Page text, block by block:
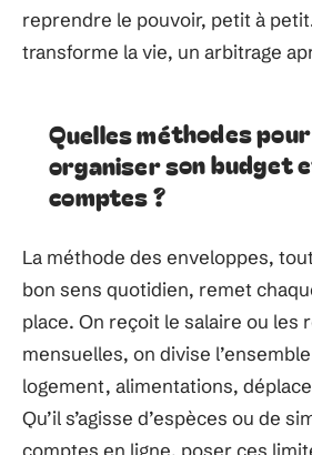
reprendre le pouvoir, petit à
transforme la vie, un arbitrage
Quelles méthodes
organiser son budget
comptes ?
La méthode des enveloppes,
bon sens quotidien, remet
place. On reçoit le salaire ou les
mensuelles, on divise
logement, alimentations,
Qu’il s’agisse d’espèces ou de
comptes en ligne, poser ces